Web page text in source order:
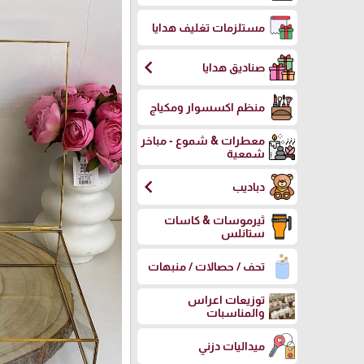
مستلزمات تغليف هدايا
صناديق هدايا chevron_left
منظم اكسسوار ومكياج
معطرات & شموع - مباخر
شمعية
دباديب chevron_left
ثيرموسات & كاسات
ستانلس
تحف / حصالات / منبهات
توزيعات اعراس
والمناسبات
ميداليات دزني